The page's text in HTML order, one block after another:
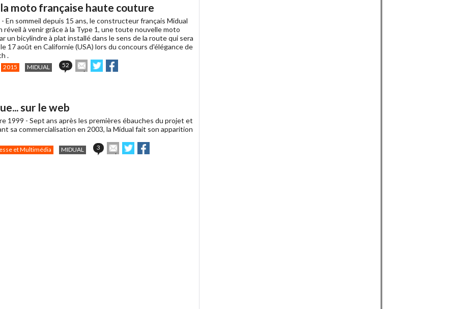
ami
moto française haute couture
En sommeil depuis 15 ans, le constructeur français Midual
réveil à venir grâce à la Type 1, une toute nouvelle moto
un bicylindre à plat installé dans le sens de la route qui sera
17 août en Californie (USA) lors du concours d'élégance de
.
2015 MIDUAL 52
Envoyer
cet
Partager
sur sur
sur le web
1999 - Sept ans après les premières ébauches du projet et
sa commercialisation en 2003, la Midual fait son apparition
et Multimédia MIDUAL 3
Envoyer
cet
Partager
sur sur